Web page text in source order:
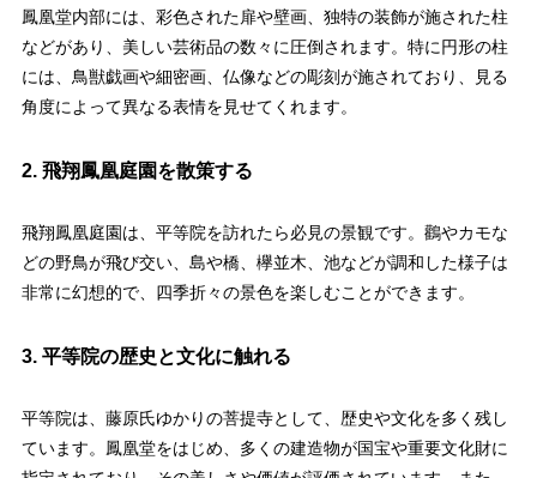
鳳凰堂内部には、彩色された扉や壁画、独特の装飾が施された柱
などがあり、美しい芸術品の数々に圧倒されます。特に円形の柱
には、鳥獣戯画や細密画、仏像などの彫刻が施されており、見る
角度によって異なる表情を見せてくれます。
2. 飛翔鳳凰庭園を散策する
飛翔鳳凰庭園は、平等院を訪れたら必見の景観です。鸛やカモな
どの野鳥が飛び交い、島や橋、欅並木、池などが調和した様子は
非常に幻想的で、四季折々の景色を楽しむことができます。
3. 平等院の歴史と文化に触れる
平等院は、藤原氏ゆかりの菩提寺として、歴史や文化を多く残し
ています。鳳凰堂をはじめ、多くの建造物が国宝や重要文化財に